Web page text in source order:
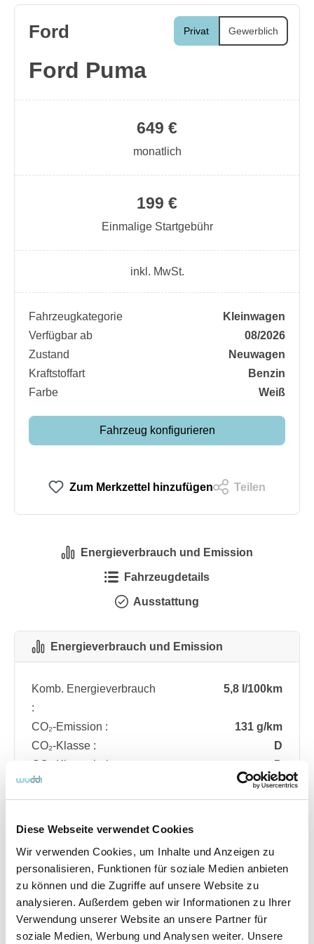
Diese Webseite verwendet Cookies
Wir verwenden Cookies, um Inhalte und Anzeigen zu
personalisieren, Funktionen für soziale Medien anbieten
zu können und die Zugriffe auf unsere Website zu
analysieren. Außerdem geben wir Informationen zu Ihrer
Verwendung unserer Website an unsere Partner für
soziale Medien, Werbung und Analysen weiter. Unsere
Privat Gewerblich
Ford
Ford Puma
199 €
Einmalige Startgebühr
649 €
monatlich
inkl. MwSt.
Fahrzeugkategorie
Kleinwagen
Verfügbar ab
08/2026
Zustand
Neuwagen
Kraftstoffart
Benzin
Farbe
Weiß
Fahrzeug konfigurieren
Zum Merkzettel hinzufügen Teilen
Energieverbrauch und Emission
Fahrzeugdetails
Ausstattung
Energieverbrauch und Emission
Komb. Energieverbrauch
:
5,8 l/100km
CO₂-Emission :
131 g/km
CO₂-Klasse :
D
CO₂-Klasse bei
entladener Batterie :
D
Fahrzeugdetails
Angebotsnummer
ABO74.147
Ausstattungslinie
ST Line
Verfügbar ab